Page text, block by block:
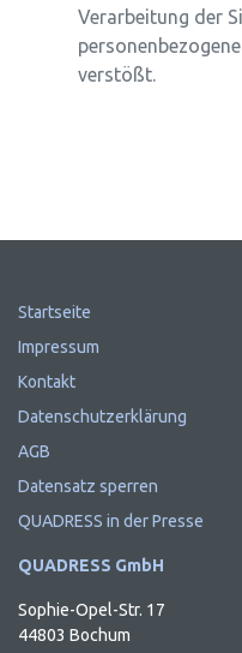
Verarbeitung der
verstößt.
Startseite
Impressum
Kontakt
Datenschutzerklärung
AGB
Datensatz sperren
QUADRESS in der Presse
QUADRESS GmbH
Sophie-Opel-Str. 17
44803 Bochum